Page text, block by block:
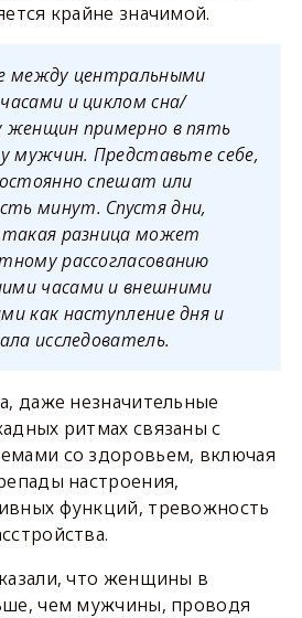
крайне значимой.
между центральными
и циклом сна/
женщин примерно в пять
мужчин. Представьте себе,
спешат или
минут. Спустя дни,
такая разница может
рассогласованию
часами и внешними
как наступление дня и
исследователь.
даже незначительные
ритмах связаны с
со здоровьем, включая
настроения,
функций, тревожность
что женщины в
чем мужчины, проводя